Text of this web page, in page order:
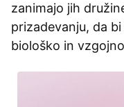
zanimajo jih
prizadevanju, da
biološko in